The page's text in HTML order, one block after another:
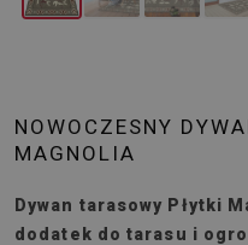
NOWOCZESNY
MAGNOLIA
Dywan tarasowy Płytki
dodatek do tarasu i